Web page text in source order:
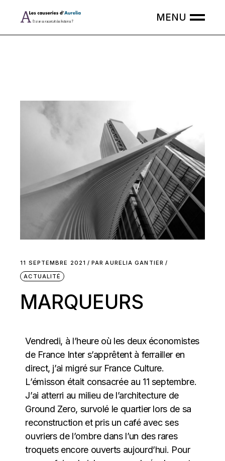
11 SEPTEMBRE 2021 PAR AURELIA GANTIER
ACTUALITÉ
MARQUEURS
Vendredi, à l’heure où les deux économistes
de France Inter s’apprêtent à ferrailler en
direct, j’ai migré sur France Culture.
L’émisson était consacrée au 11 septembre.
J’ai atterri au milieu de l’architecture de
Ground Zero, survolé le quartier lors de sa
reconstruction et pris un café avec ses
ouvriers de l’ombre dans l’un des rares
troquets encore ouverts aujourd’hui. Pour